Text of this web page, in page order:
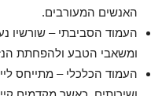
האנשים המעורבים.
העמוד הסביבתי – שורשיו
ומשאבי הטבע ולהפחתת
העמוד הכלכלי – מתייחס